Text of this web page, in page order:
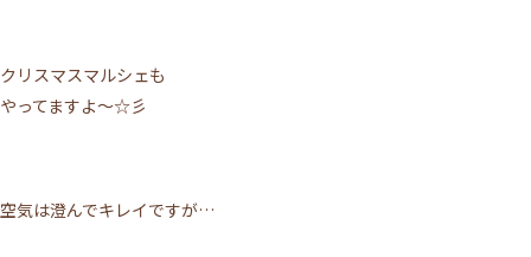
クリスマスマルシェも
やってますよ～☆彡
空気は澄んでキレイですが…